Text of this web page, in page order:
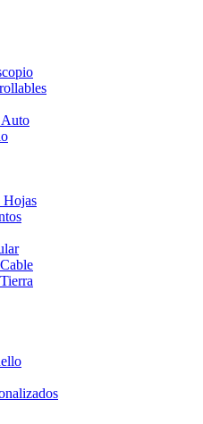
Auto
Hojas